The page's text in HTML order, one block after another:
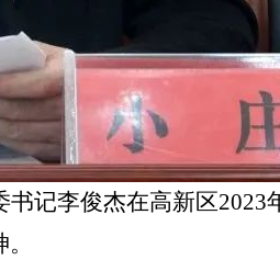
书记李俊杰在高新区2023